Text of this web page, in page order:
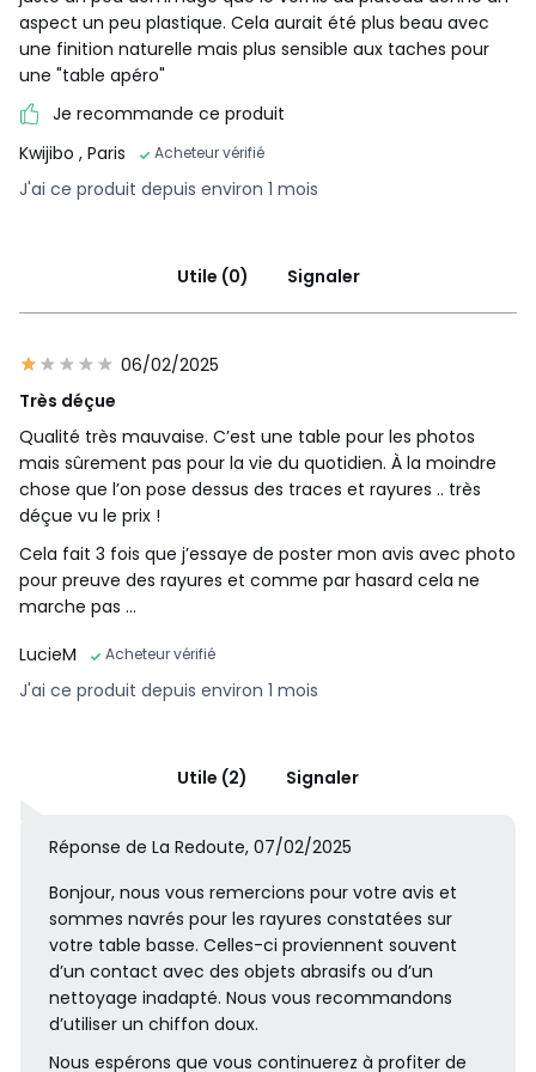
aspect un peu plastique. Cela aurait été plus beau avec
une finition naturelle mais plus sensible aux taches pour
une "table apéro"
Je recommande ce produit
Kwijibo , Paris Acheteur vérifié
J'ai ce produit depuis environ 1 mois
Utile (0) Signaler
06/02/2025
Très déçue
Qualité très mauvaise. C’est une table pour les photos
mais sûrement pas pour la vie du quotidien. À la moindre
chose que l’on pose dessus des traces et rayures .. très
déçue vu le prix !
Cela fait 3 fois que j’essaye de poster mon avis avec photo
pour preuve des rayures et comme par hasard cela ne
marche pas …
LucieM
Acheteur vérifié
J'ai ce produit depuis environ 1 mois
Utile (2) Signaler
Réponse de La Redoute, 07/02/2025
Bonjour, nous vous remercions pour votre avis et
sommes navrés pour les rayures constatées sur
votre table basse. Celles-ci proviennent souvent
d’un contact avec des objets abrasifs ou d’un
nettoyage inadapté. Nous vous recommandons
d’utiliser un chiffon doux.
Nous espérons que vous continuerez à profiter de